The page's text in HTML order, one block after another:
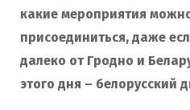
какие мероприятия
присоединиться, даже
далеко от Гродно и
этого дня – белорусский